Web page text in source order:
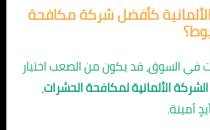
كأفضل شركة مكافحة
؟
في السوق، قد يكون من الصعب اختيار
الشركة الألمانية لمكافحة الحشرات،
أمينة.